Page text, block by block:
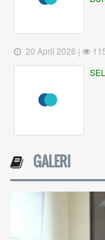
20 April 2026 |
GALERI